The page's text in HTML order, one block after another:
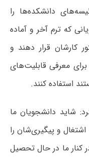
دانشکده‌ها را
که ترم آخر و آماده
کارشان قرار دهند و
معرفی قابلیت‌های
استفاده کنند.
شاید دانشجویان ما
و پیگیری‌شان را
کنار ما در حال تحصیل